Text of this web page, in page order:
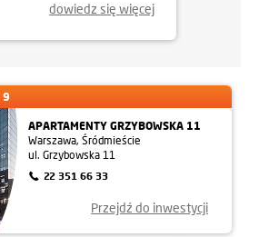
dowiedz się więcej
9
APARTAMENTY GRZYBOWSKA 11
Warszawa, Śródmieście
ul. Grzybowska 11
22 351 66 33
Przejdź do inwestycji